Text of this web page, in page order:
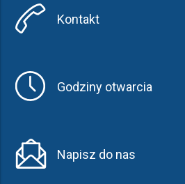
Kontakt
Godziny otwarcia
Napisz do nas